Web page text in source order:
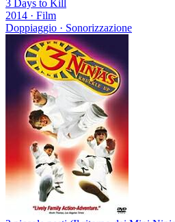
3 Days to Kill
2014 · Film
Doppiaggio · Sonorizzazione